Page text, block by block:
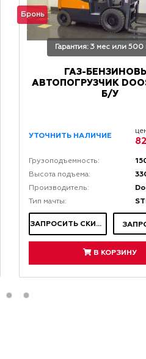
Бронь
Гарантия: 3 мес или 500
ГАЗ-
АВТОПОГРУЗЧИК
Б/У
УТОЧНИТЬ НАЛИЧИЕ
Грузоподъемность:
Высота подъема:
Производитель:
Тип мачты:
ЗАПРОСИТЬ СКИДКУ
В КОРЗИНУ